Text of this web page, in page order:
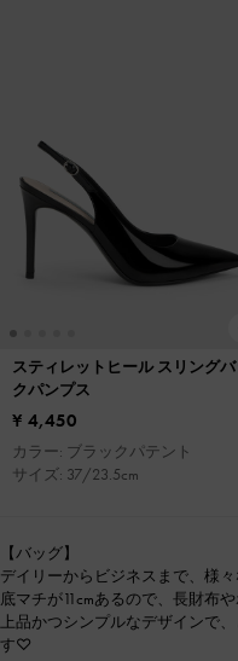
スティレットヒール スリングバ
クパンプス
¥ 4,450
カラー: ブラックパテント
サイズ: 37/23.5cm
【バッグ】
デイリーからビジネスまで、様
底マチが11cmあるので、長財布
上品かつシンプルなデザインで
す♡